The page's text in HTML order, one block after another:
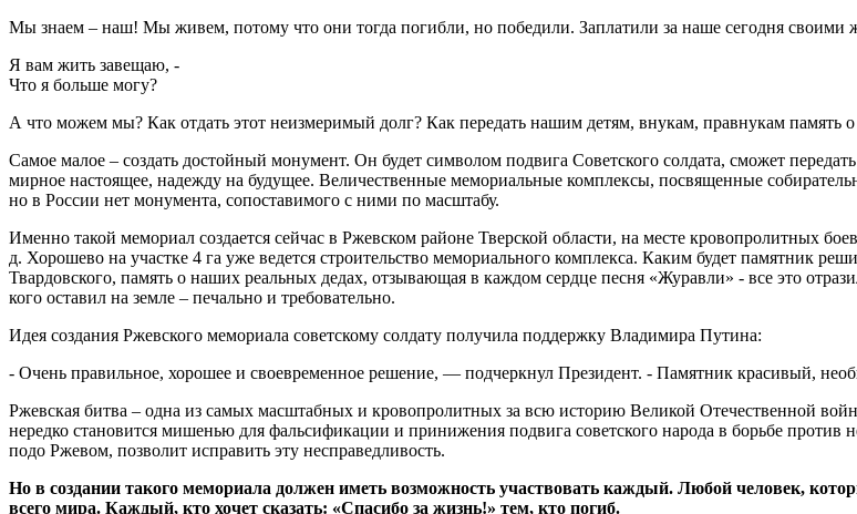
Мы знаем – наш! Мы живем, потому что они тогда погибли, но победили. Заплатили за наше сегодня своими
Я вам жить завещаю, -
Что я больше могу?
А что можем мы? Как отдать этот неизмеримый долг? Как передать нашим детям, внукам, правнукам
Самое малое – создать достойный монумент. Он будет символом подвига Советского солдата, сможет
мирное настоящее, надежду на будущее. Величественные мемориальные комплексы, посвященные
но в России нет монумента, сопоставимого с ними по масштабу.
Именно такой мемориал создается сейчас в Ржевском районе Тверской области, на месте кровопролитных
д. Хорошево на участке 4 га уже ведется строительство мемориального комплекса. Каким будет памятник
Твардовского, память о наших реальных дедах, отзывающая в каждом сердце песня «Журавли» - все это
кого оставил на земле – печально и требовательно.
Идея создания Ржевского мемориала советскому солдату получила поддержку Владимира Путина:
- Очень правильное, хорошее и своевременное решение, — подчеркнул Президент. - Памятник красивый,
Ржевская битва – одна из самых масштабных и кровопролитных за всю историю Великой Отечественной
нередко становится мишенью для фальсификации и принижения подвига советского народа в борьбе против
подо Ржевом, позволит исправить эту несправедливость.
Но в создании такого мемориала должен иметь возможность участвовать каждый. Любой человек,
всего мира. Каждый, кто хочет сказать: «Спасибо за жизнь!» тем, кто погиб.